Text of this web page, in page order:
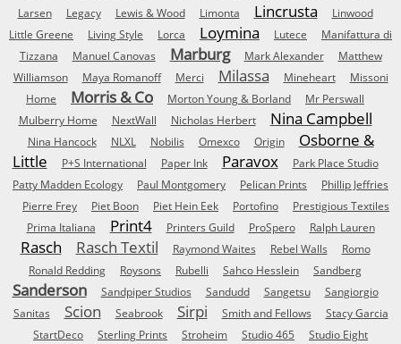
Larsen
Legacy Lewis & Wood Limonta Lincrusta
Linwood
Little Greene
Living Style Lorca Loymina Lutece
Manifattura di
Tizzana
Manuel Canovas Marburg Mark Alexander
Matthew
Williamson
Maya Romanoff Merci Milassa Mineheart
Missoni
Home
Morris & Co Morton Young & Borland
Mr Perswall
Mulberry Home
NextWall Nicholas Herbert Nina Campbell
Nina Hancock NLXL Nobilis Omexco Origin
Osborne &
Little
P+S International Paper Ink Paravox
Park Place Studio
Patty Madden Ecology
Paul Montgomery Pelican Prints
Phillip Jeffries
Pierre Frey
Piet Boon Piet Hein Eek Portofino
Prestigious Textiles
Prima Italiana
Print4 Printers Guild ProSpero Ralph Lauren
Rasch Rasch Textil Raymond Waites Rebel Walls
Romo
Ronald Redding
Roysons Rubelli Sahco Hesslein Sandberg
Sanderson Sandpiper Studios Sandudd Sangetsu
Sangiorgio
Sanitas
Scion Seabrook Sirpi Smith and Fellows
Stacy Garcia
StartDeco
Sterling Prints Stroheim Studio 465
Studio Eight